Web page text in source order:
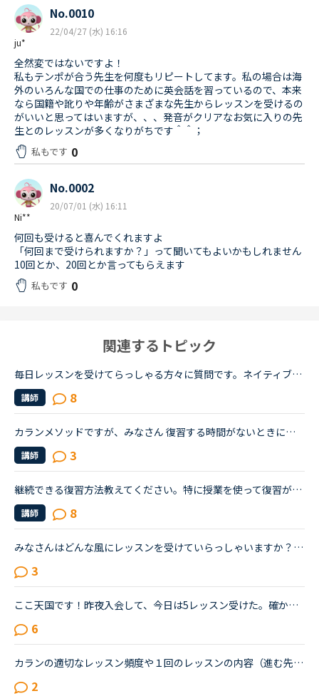
ju*
No.0010
22/04/27 (水) 16:16
全然変ではないですよ！
私もテンポが合う先生を何度もリピートしてます。私の場合は海
外のいろんな国での仕事のために英会話を習っているので、本来
なら国籍や訛りや年齢がさまざまな先生からレッスンを受けるの
がいいと思ってはいますが、、、発音がクリアなお気に入りの先
生とのレッスンが多くなりがちです＾＾；
私もです 0
Ni**
No.0002
20/07/01 (水) 16:11
何回も受けると喜んでくれますよ
「何回まで受けられますか？」って聞いてもよいかもしれません
10回とか、20回とか言ってもらえます
私もです 0
関連するトピック
毎日レッスンを受けてらっしゃる方々に質問です。ネイティブキャンプから英会話勉強を始めた方で、毎日受講してらっしゃる方に質問です。続けて1年経ってどうですか？2年目の方はどんな風に上達されてますか？3年...
講師 8
カランメソッドですが、みなさん 復習する時間がないときにも 受けたりしますか？やはり必ず復習してからレッスンを受けた方がいいのか、復習が不十分でも毎日受けた方がいいのか…悩んでいます。毎日受けると、英...
講師 3
継続できる復習方法教えてください。特に授業を使って復習ができたら助かります。(同じ授業を何度もとる系の)もう何年もNCをやってますが伸びをいまいち感じません。今は復習はカランしかしていません。ノートを...
講師 8
みなさんはどんな風にレッスンを受けていらっしゃいますか？今は、フリートークを主に受けていて、たまにデイリーニュースを受けています。「コース・教材診断」を受けると、「カラン」とかになるのですが、お金...
3
ここ天国です！昨夜入会して、今日は5レッスン受けた。確かに同じ講師を取ろうとすると大変そうですが、誰でもOKなら何回も受けて、もう会話し放題じゃないですか！定額で、レッスン受け放題の所があるなんて、夢...
6
カランの適切なレッスン頻度や１回のレッスンの内容（進む先生か、細かく直す先生か）につきまして現在、1日に３レッスンか４レッスン、毎日受けています。記憶が定着するために何回も同じものが出て来るようにな...
2